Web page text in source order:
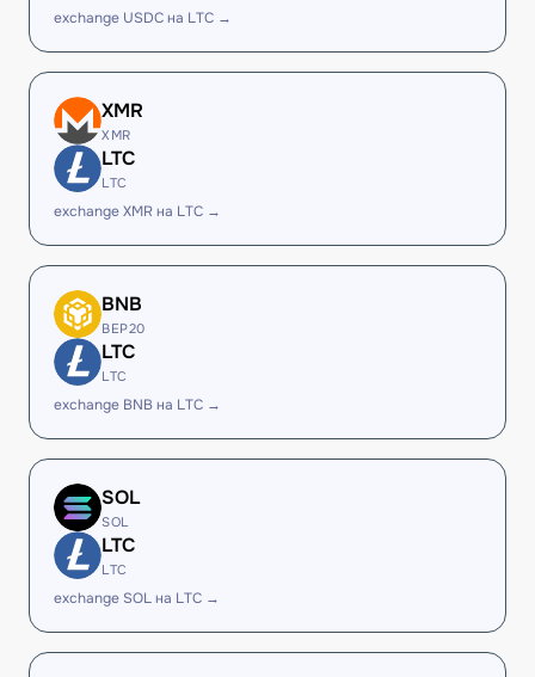
exchange USDC на LTC →
XMR
XMR
LTC
LTC
exchange XMR на LTC →
BNB
BEP20
LTC
LTC
exchange BNB на LTC →
SOL
SOL
LTC
LTC
exchange SOL на LTC →